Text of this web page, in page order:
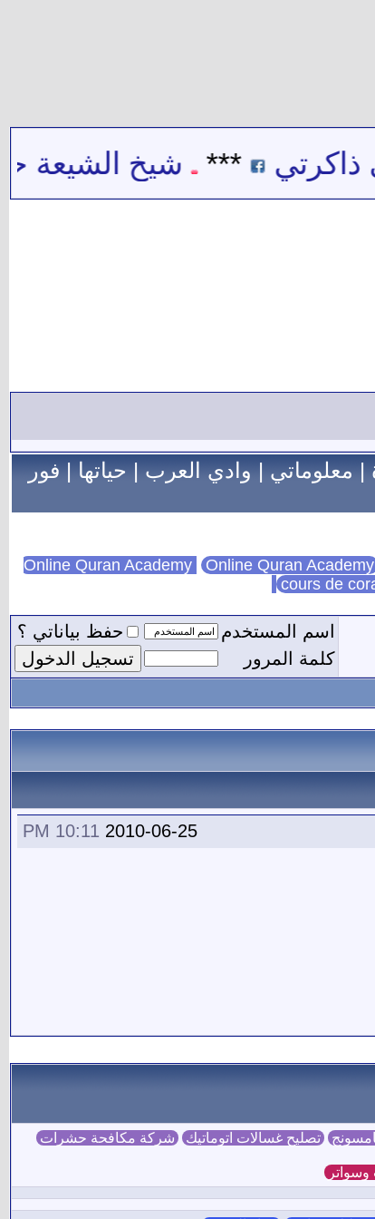
*** شيخ الشيعة
|معلوماتي|وادي العرب|حياتها|فور
Online Quran
cours de
اسم المستخدم
حفظ بياناتي ؟
كلمة المرور
2010-06-25
10:11 PM
تصليح غسالات اتوماتيك شركة مكافحة حشرات